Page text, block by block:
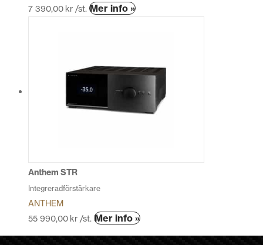
7 390,00 kr /st. Mer info »Den
varianter.
alternativen
Anthem STR
Integreradförstärkare
ANTHEM
55 990,00 kr /st. Mer info »Den